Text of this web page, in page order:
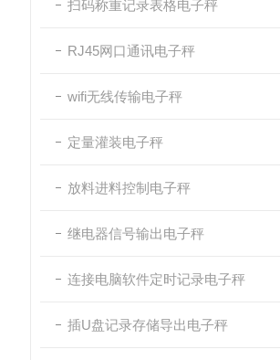
扫码称重记录表格电子秤
RJ45网口通讯电子秤
wifi无线传输电子秤
定量灌装电子秤
放料进料控制电子秤
继电器信号输出电子秤
连接电脑软件定时记录电子秤
插U盘记录存储导出电子秤